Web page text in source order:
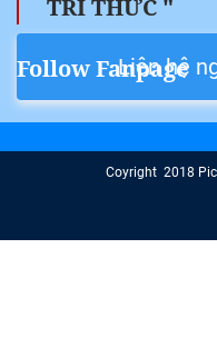
TRI THỨC "
Liên hệ
Follow Fanpage
Coyright 2018